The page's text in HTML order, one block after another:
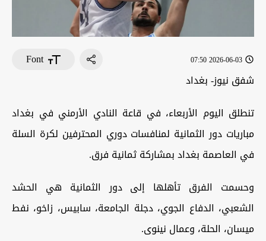
2026-06-03 07:50
Font
شفق نيوز- بغداد
تنطلق اليوم الأربعاء، في قاعة النادي الأرمني في بغداد
مباريات دور الثمانية لمنافسات دوري المحترفين لكرة السلة
في العاصمة بغداد بمشاركة ثمانية فرق.
وحسمت الفرق تأهلها إلى دور الثمانية هي الحشد
الشعبي، الدفاع الجوي، دجلة الجامعة، سابيس، زاخو، نفط
ميسان، الحلة، وعمال نينوى.